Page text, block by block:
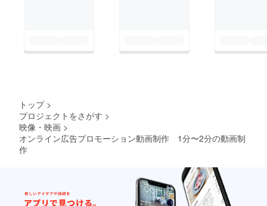
トップ >
プロジェクトをさがす >
映像・映画 >
オンライン広告プロモーション動画制作 1分〜2分の動画制
作